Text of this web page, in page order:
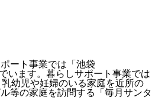
ート事業では「池袋
います。暮らしサポート事業では
幼児や妊婦のいる家庭を近所の
等の家庭を訪問する「毎月サンタ